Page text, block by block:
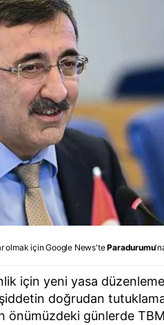
olmak içinGoogle News'teParadurumu
için yeni yasa
doğrudan
önümüzdeki günlerde